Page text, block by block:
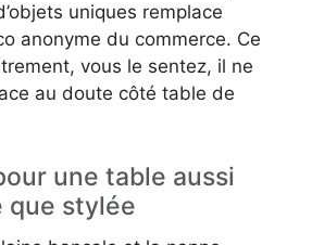
uniques remplace
anonyme du commerce. Ce
vous le sentez, il ne
au doute côté table de
une table aussi
que stylée